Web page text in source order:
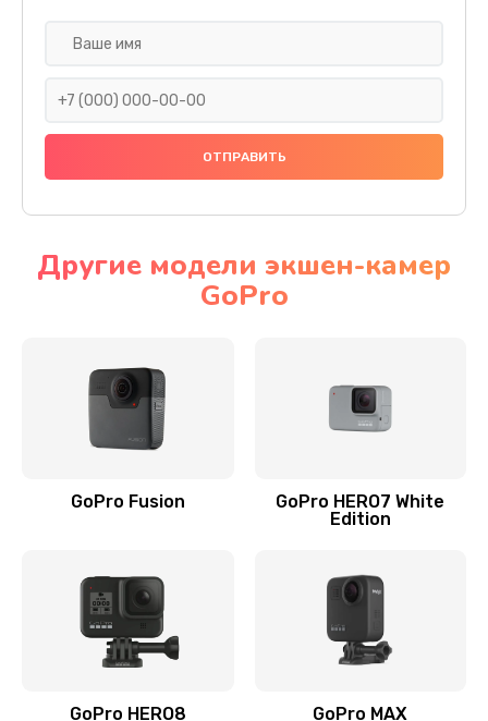
Другие модели экшен-камер
GoPro
GoPro Fusion
GoPro HERO7 White
Edition
GoPro HERO8 GoPro MAX